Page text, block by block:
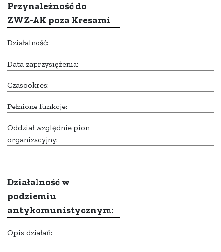
Przynależność do
ZWZ-AK poza Kresami
Działalność:
Data zaprzysiężenia:
Czasookres:
Pełnione funkcje:
Oddział względnie pion
organizacyjny:
Działalność w
podziemiu
antykomunistycznym:
Opis działań: